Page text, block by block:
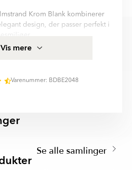
Krom Blank kombinerer
design, der passer perfekt i
og materialer som
organiseret og
Vis mere
Varenummer: BDBE2048
Se alle samlinger